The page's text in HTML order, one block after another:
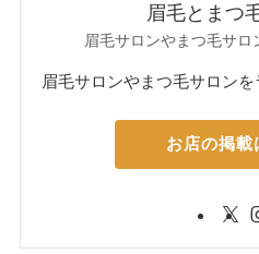
眉毛とまつ
眉毛サロンやまつ毛サロ
眉毛サロンやまつ毛サロン
お店の掲載